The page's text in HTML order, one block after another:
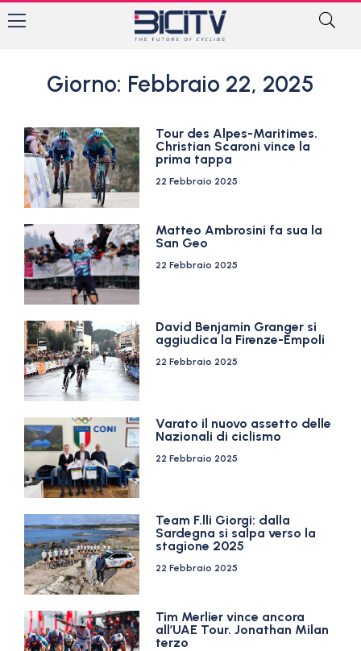
Giorno: Febbraio 22, 2025
Tour des Alpes-Maritimes.
Christian Scaroni vince la
prima tappa
22 Febbraio 2025
Matteo Ambrosini fa sua la
San Geo
22 Febbraio 2025
David Benjamin Granger si
aggiudica la Firenze-Empoli
22 Febbraio 2025
Varato il nuovo assetto delle
Nazionali di ciclismo
22 Febbraio 2025
Team F.lli Giorgi: dalla
Sardegna si salpa verso la
stagione 2025
22 Febbraio 2025
Tim Merlier vince ancora
all’UAE Tour. Jonathan Milan
terzo